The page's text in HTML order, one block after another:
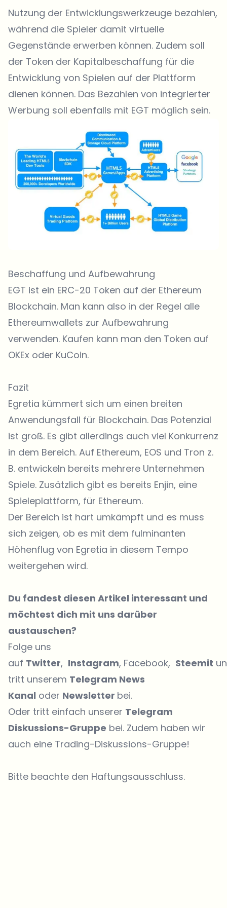
Nutzung der Entwicklungswerkzeuge bezahlen,
während die Spieler damit virtuelle
Gegenstände erwerben können. Zudem soll
der Token der Kapitalbeschaffung für die
Entwicklung von Spielen auf der Plattform
dienen können. Das Bezahlen von integrierter
Werbung soll ebenfalls mit EGT möglich sein.
Beschaffung und Aufbewahrung
EGT ist ein ERC-20 Token auf der Ethereum
Blockchain. Man kann also in der Regel alle
Ethereumwallets zur Aufbewahrung
verwenden. Kaufen kann man den Token auf
OKEx oder KuCoin.
Fazit
Egretia kümmert sich um einen breiten
Anwendungsfall für Blockchain. Das Potenzial
ist groß. Es gibt allerdings auch viel Konkurrenz
in dem Bereich. Auf Ethereum, EOS und Tron z.
B. entwickeln bereits mehrere Unternehmen
Spiele. Zusätzlich gibt es bereits Enjin, eine
Spieleplattform, für Ethereum.
Der Bereich ist hart umkämpft und es muss
sich zeigen, ob es mit dem fulminanten
Höhenflug von Egretia in diesem Tempo
weitergehen wird.
Du fandest diesen Artikel interessant und
möchtest dich mit uns darüber
austauschen?
Folge uns
auf Twitter, Instagram, Facebook, Steemit
tritt unserem Telegram News
Kanal oder Newsletter bei.
Oder tritt einfach unserer Telegram
Diskussions-Gruppe bei. Zudem haben wir
auch eine Trading-Diskussions-Gruppe!
Bitte beachte den Haftungsausschluss.